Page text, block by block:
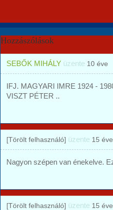
Hozzászólások
SEBŐK MIHÁLY üzente 10 éve
IFJ. MAGYARI IMRE 1924 -
VISZT PÉTER ..
[Törölt felhasználó] üzente 15 éve
Nagyon szépen van énekelve.
[Törölt felhasználó] üzente 15 éve